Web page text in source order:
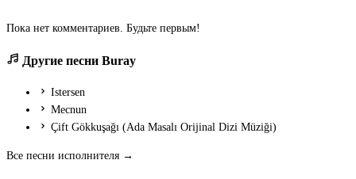
Пока нет комментариев. Будьте первым!
Другие песни Buray
Istersen
Mecnun
Çift Gökkuşağı (Ada Masalı Orijinal Dizi Müziği)
Все песни исполнителя →